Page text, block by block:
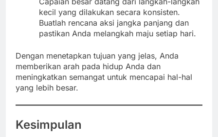
kecil yang dilakukan secara konsisten.
Buatlah rencana aksi jangka panjang dan
pastikan Anda melangkah maju setiap hari.
Dengan menetapkan tujuan yang jelas, Anda
memberikan arah pada hidup Anda dan
meningkatkan semangat untuk mencapai hal-hal
yang lebih besar.
Kesimpulan